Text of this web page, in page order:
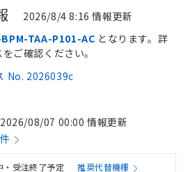
2026/8/4 8:16 情報更新
No. 2026039c
TAA-P101-AC となります。詳
ご確認ください。
2026/08/07 00:00 情報更新
・受注終了予定 推奨代替機種